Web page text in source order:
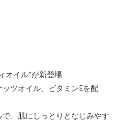
オイル”が新登場
ツオイル、ビタミンEを配
、肌にしっとりとなじみやす